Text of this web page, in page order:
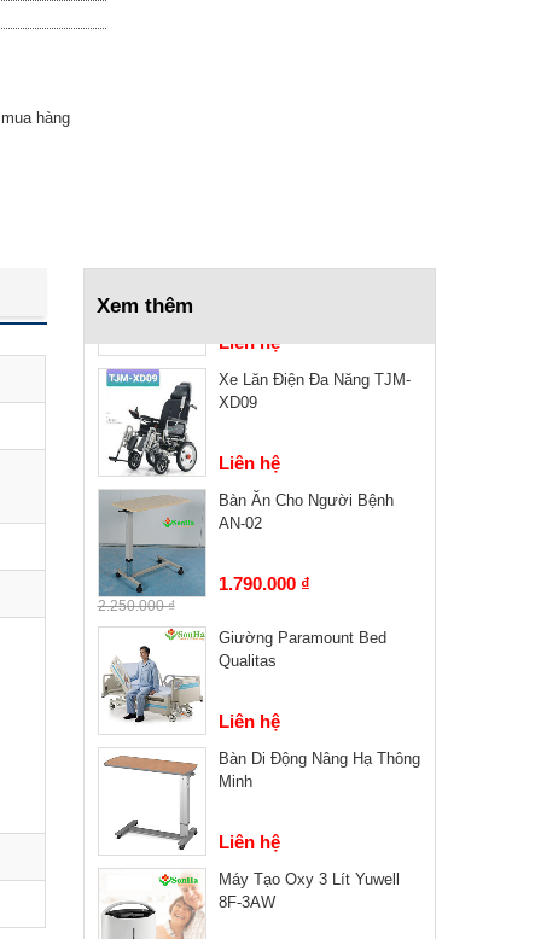
hàng
Xem thêm
Liên hệ
Xe Lăn Điện Đa Năng TJM-
XD09
Liên hệ
Bàn Ăn Cho Người Bệnh
AN-02
1.790.000 ₫
2.250.000 ₫
Giường Paramount Bed
Qualitas
Liên hệ
Bàn Di Động Nâng Hạ Thông
Minh
Liên hệ
Máy Tạo Oxy 3 Lít Yuwell
8F-3AW